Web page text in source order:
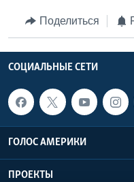
Поделиться
СОЦИАЛЬНЫЕ СЕТИ
ГОЛОС АМЕРИКИ
ПРОЕКТЫ